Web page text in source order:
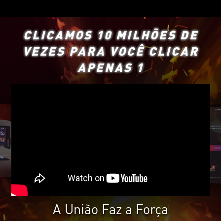
CLICAMOS 10 MILHÕES DE
VEZES PARA VOCÊ CLICAR
APENAS 1
A União Faz a Força